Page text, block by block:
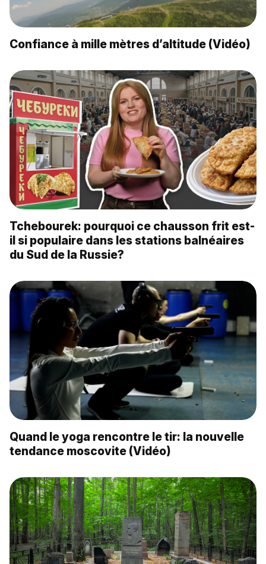
Confiance à mille mètres d’altitude (Vidéo)
Tchebourek: pourquoi ce chausson frit est-
il si populaire dans les stations balnéaires
du Sud de la Russie?
Quand le yoga rencontre le tir: la nouvelle
tendance moscovite (Vidéo)